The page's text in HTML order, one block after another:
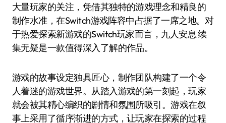
大量玩家的关注，凭借其独特的游戏理念和精良的
制作水准，在Switch游戏阵容中占据了一席之地。对
于热爱探索新游戏的Switch玩家而言，九人安息 续
集无疑是一款值得深入了解的作品。
游戏的故事设定独具匠心，制作团队构建了一个令
人着迷的游戏世界。从踏入游戏的第一刻起，玩家
就会被其精心编织的剧情和氛围所吸引。游戏在叙
事上采用了循序渐进的方式，让玩家在探索的过程